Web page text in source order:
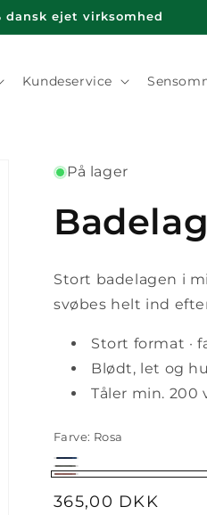
dansk ejet virksomhed
Kundeservice
På lager
Stort badelagen i
svøbes helt ind
Stort format ·
Blødt, let og
Tåler min. 200
Farve: Rosa
Blå
Koks
Normalpris
365,00 DKK